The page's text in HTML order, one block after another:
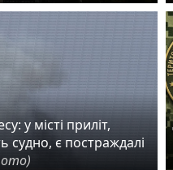
у місті приліт,
судно, є постраждалі